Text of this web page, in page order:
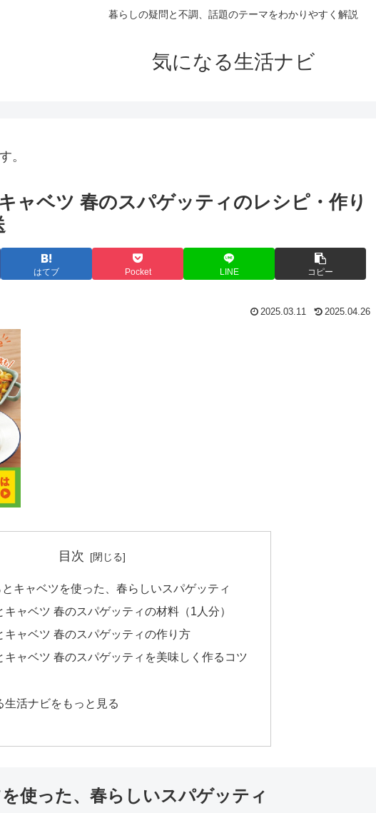
暮らしの疑問と不調、話題のテーマをわかりやすく解説
気になる生活ナビ
。
ャベツ 春のスパゲッティのレシピ・作り
はてブ Pocket LINE コピー
2025.03.11 2025.04.26
目次
キャベツを使った、春らしいスパゲッティ
キャベツ 春のスパゲッティの材料（1人分）
キャベツ 春のスパゲッティの作り方
キャベツ 春のスパゲッティを美味しく作るコツ
生活ナビをもっと見る
使った、春らしいスパゲッティ